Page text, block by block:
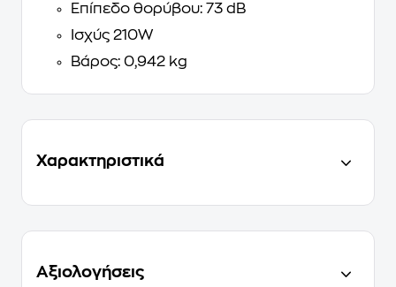
Επίπεδο θορύβου: 73 dB
Ισχύς 210W
Βάρος: 0,942 kg
Χαρακτηριστικά
Αξιολογήσεις